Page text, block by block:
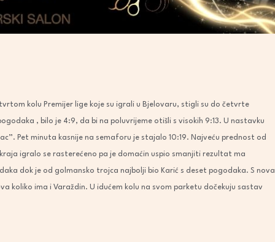
kolu Premijer lige koje su igrali u Bjelovaru, stigli su do četvrte
, bilo je 4:9, da bi na poluvrijeme otišli s visokih 9:13. U nastavku
Pet minuta kasnije na semaforu je stajalo 10:19. Najveću prednost od
igralo se rasterećeno pa je domaćin uspio smanjiti rezultat ma
dok je od golmansko trojca najbolji bio Karić s deset pogodaka. S nova
koliko ima i Varaždin. U idućem kolu na svom parketu dočekuju sastav